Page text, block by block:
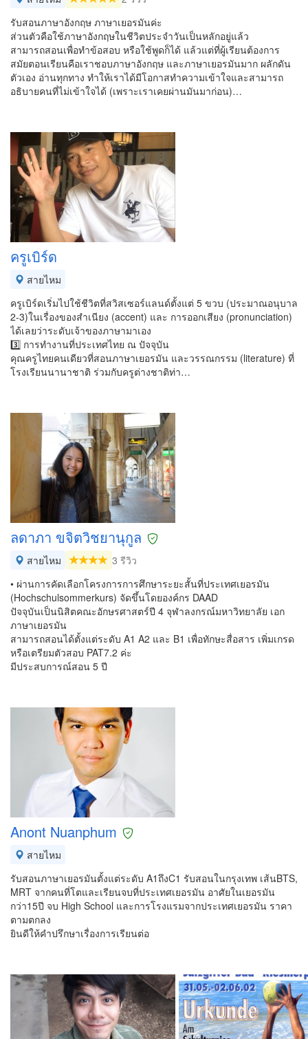
รับสอนภาษาอังกฤษ ภาษาเยอรมันค่ะ
ส่วนตัวคือใช้ภาษาอังกฤษในชีวิตประจำวันเป็นหลักอยู่แล้ว
สามารถสอนเพื่อทำข้อสอบ หรือใช้พูดก็ได้ แล้วแต่ที่ผู้เรียนต้องการ
สมัยตอนเรียนคือเราชอบภาษาอังกฤษ และภาษาเยอรมันมาก ผลักดัน
ตัวเอง อ่านทุกทาง ทำให้เราได้มีโอกาสทำความเข้าใจและสามารถ
อธิบายคนที่ไม่เข้าใจได้ (เพราะเราเคยผ่านมันมาก่อน)…
ครูเบิร์ด
สายไหม
ครูเบิร์ดเริ่มไปใช้ชีวิตที่สวิสเซอร์แลนด์ตั้งแต่ 5 ขวบ (ประมาณอนุบาล
2-3)ในเรื่องของสำเนียง (accent) และ การออกเสียง (pronunciation)
ได้เลยว่าระดับเจ้าของภาษามาเอง
3️⃣ การทำงานที่ประเทศไทย ณ ปัจจุบัน
คุณครูไทยคนเดียวที่สอนภาษาเยอรมัน และวรรณกรรม (literature) ที่
โรงเรียนนานาชาติ ร่วมกับครูต่างชาติท่า…
ลดาภา ขจิตวิชยานุกูล
สายไหม
3 รีวิว
• ผ่านการคัดเลือกโครงการการศึกษาระยะสั้นที่ประเทศเยอรมัน
(Hochschulsommerkurs) จัดขึ้นโดยองค์กร DAAD
ปัจจุบันเป็นนิสิตคณะอักษรศาสตร์ปี 4 จุฬาลงกรณ์มหาวิทยาลัย เอก
ภาษาเยอรมัน
สามารถสอนได้ตั้งแต่ระดับ A1 A2 และ B1 เพื่อทักษะสื่อสาร เพิ่มเกรด
หรือเตรียมตัวสอบ PAT7.2 ค่ะ
มีประสบการณ์สอน 5 ปี
Anont Nuanphum
สายไหม
รับสอนภาษาเยอรมันตั้งแต่ระดับ A1ถึงC1 รับสอนในกรุงเทพ เส้นBTS,
MRT จากคนที่โตและเรียนจบที่ประเทศเยอรมัน อาศัยในเยอรมัน
กว่า15ปี จบ High School และการโรงแรมจากประเทศเยอรมัน ราคา
ตามตกลง
ยินดีให้คำปรึกษาเรื่องการเรียนต่อ